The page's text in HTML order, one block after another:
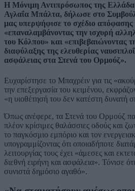
Η Μόνιμη Αντιπρόσωπος της
Αγλαΐα Μπάλτα, δήλωσε στο
μας υπερψήφισε το σχέδιο
«επαναλαμβάνοντας την ισχυρή
του Κόλπου» και «επιβεβαιώνοντας
διαφύλαξης της ελευθερίας
ασφάλειας στα Στενά του Ορμούζ».
Ευχαρίστησε το Μπαχρέιν για τις
την επεξεργασία του κειμένου,
«η υιοθέτησή του δεν κατέστη δυνατή
Όπως ανέφερε, τα Στενά του Ορμούζ
πλέον κρίσιμες θαλάσσιες οδούς και
το παγκόσμιο εμπόριο και τον
υπογραμμίζοντας ότι οποιαδήποτε
λειτουργίας τους έχει «άμεσες και
διεθνή ειρήνη και ασφάλεια». Τόνισε
συνιστά δημόσιο αγαθό».